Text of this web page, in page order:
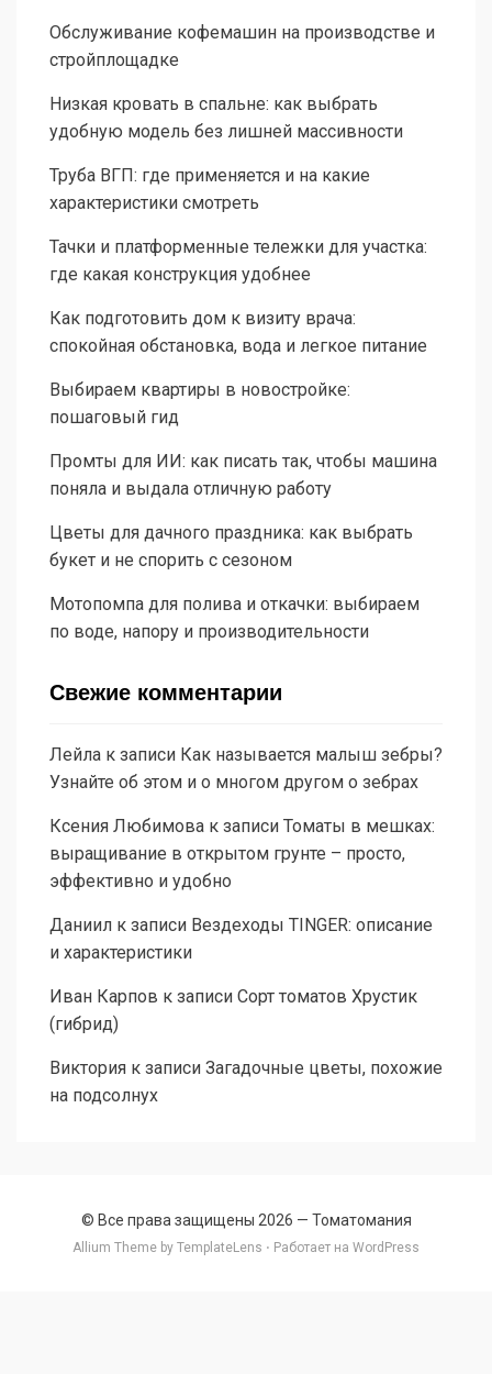
Обслуживание кофемашин на производстве и
стройплощадке
Низкая кровать в спальне: как выбрать
удобную модель без лишней массивности
Труба ВГП: где применяется и на какие
характеристики смотреть
Тачки и платформенные тележки для участка:
где какая конструкция удобнее
Как подготовить дом к визиту врача:
спокойная обстановка, вода и легкое питание
Выбираем квартиры в новостройке:
пошаговый гид
Промты для ИИ: как писать так, чтобы машина
поняла и выдала отличную работу
Цветы для дачного праздника: как выбрать
букет и не спорить с сезоном
Мотопомпа для полива и откачки: выбираем
по воде, напору и производительности
Свежие комментарии
Лейла к записи Как называется малыш зебры?
Узнайте об этом и о многом другом о зебрах
Ксения Любимова к записи Томаты в мешках:
выращивание в открытом грунте – просто,
эффективно и удобно
Даниил к записи Вездеходы TINGER: описание
и характеристики
Иван Карпов к записи Сорт томатов Хрустик
(гибрид)
Виктория к записи Загадочные цветы, похожие
на подсолнух
© Все права защищены 2026 — Томатомания
Allium Theme by TemplateLens ⋅ Работает на WordPress